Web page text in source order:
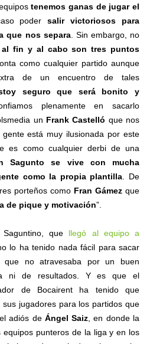
tenemos ganas de jugar el
podersalir victoriosos para
que nos separa. Sin embargo, no
al fin y al cabo son tres puntos
como cualquier partido aunque
de un encuentro de tales
seguro que será bonito y
plenamente en sacarlo
un Frank Castelló que nos
está muy ilusionada por este
es como cualquier derbi de una
Sagunto se vive con mucha
como la propia plantilla . De
porteños como Fran Gámez que
de pique y motivación”.
que llegó al equipo a
lo ha tenido nada fácil para sacar
que no atravesaba por un buen
ni de resultados. Y es que el
de Bocairent ha tenido que
jugadores para los partidos que
adiós de Ángel Saiz , en donde la
equipos punteros de la liga y en los